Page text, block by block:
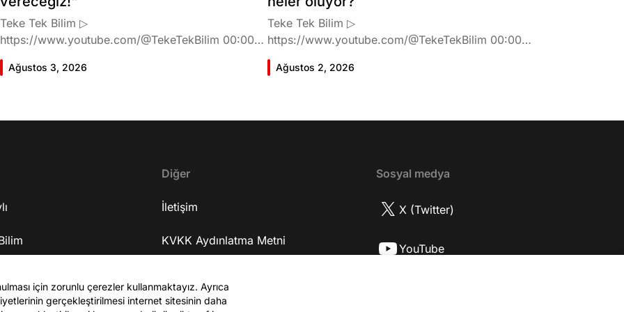
Teke Tek Bilim ▷
https://www.youtube.com/@TekeTekBilim 00:00
Giriş 01:58 Butlan kararı 05:58 Butlan kararı kimin
meselesi? 11:32 Kılıçdaroğlu bu günlerin sinyalini
30:09 AK Parti'ye geçişlerin duracağının garantisi
Yargıtay kararından eminken neden partiden
Seçim güvenliğini nasıl sağlayacak? 1:06:25 Ekrem
Özgür Özel'in fezlekeleri ve dokunulmazlığın
kalkma ihtimali 1:14:38 Anket sonuçlarına nasıl
ASELSAN'ın özelleştirilmesi 1:26:59 Medyadaki
operasyonlar 1:34:19 Bağışların sürmesi için
Ağustos 3, 2026
Teke Tek Bilim ▷
https://www.youtube.com/@TekeTekBilim 00:00
Giriş 02:46 Biran Damla Yılmaz dizi teklifi
geldiğinde neler hissetti? 05:41 Oynadığı role nasıl
neler kattı? 17:52 İlhan Şen, ayakkabı eleştirisinden
mi? 22:22 Biran Damla Yılmaz nereli, nasıl bir
etkiliyor mu? 30:18 Mert Doğan'ın oyunculuk
serüveni nasıl başladı? 35:47 Aziz Yıldırım
mühendis olduğu için mühendisliği seçtiği doğru
Ağustos 2, 2026
Diğer
İletişim
KVKK Aydınlatma Metni
Sosyal medya
X (Twitter)
YouTube
için zorunlu çerezler kullanmaktayız. Ayrıca
gerçekleştirilmesi internet sitesinin daha